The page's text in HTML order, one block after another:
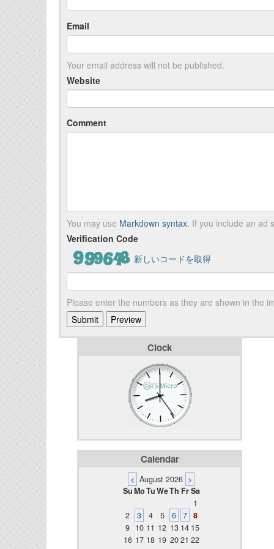
Email
Your email address will not be published.
Website
Comment
You may use Markdown syntax. If you include an ad
Verification Code
新しいコードを取得
Please enter the numbers as they are shown in the
Clock
Calendar
< August 2026 >
SuMoTuWeTh FrSa
1
2
3 4 5 6 7 8
9 10 11 12 13 14 15
16 17 18 19 2021 22